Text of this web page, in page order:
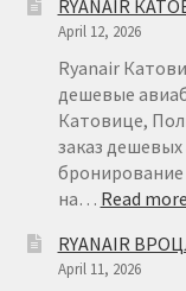
RYANAIR
–
FAQ
RYANAIR
April 12, 2026
Ryanair
дешевые
Катовице,
заказ
бронирование
на… Read more
RYANAIR
April 11, 2026